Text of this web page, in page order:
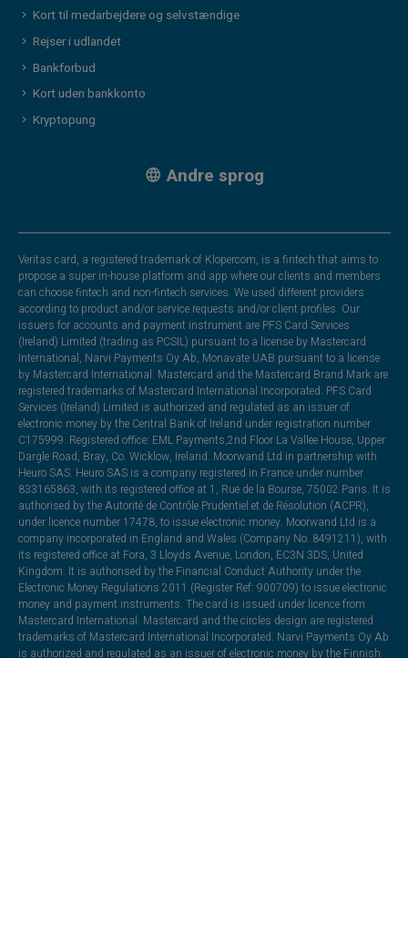
Kort til medarbejdere og selvstændige
Rejser i udlandet
Bankforbud
Kort uden bankkonto
Kryptopung
Andre sprog
Veritas card, a registered trademark of Klopercom, is a fintech that aims to
propose a super in-house platform and app where our clients and members
can choose fintech and non-fintech services. We used different providers
according to product and/or service requests and/or client profiles. Our
issuers for accounts and payment instrument are PFS Card Services
(Ireland) Limited (trading as PCSIL) pursuant to a license by Mastercard
International, Narvi Payments Oy Ab, Monavate UAB pursuant to a license
by Mastercard International. Mastercard and the Mastercard Brand Mark are
registered trademarks of Mastercard International Incorporated. PFS Card
Services (Ireland) Limited is authorized and regulated as an issuer of
electronic money by the Central Bank of Ireland under registration number
C175999. Registered office: EML Payments,2nd Floor La Vallee House, Upper
Dargle Road, Bray, Co. Wicklow, Ireland. Moorwand Ltd in partnership with
Heuro SAS. Heuro SAS is a company registered in France under number
833165863, with its registered office at 1, Rue de la Bourse, 75002 Paris. It is
authorised by the Autorité de Contrôle Prudentiel et de Résolution (ACPR),
under licence number 17478, to issue electronic money. Moorwand Ltd is a
company incorporated in England and Wales (Company No. 8491211), with
its registered office at Fora, 3 Lloyds Avenue, London, EC3N 3DS, United
Kingdom. It is authorised by the Financial Conduct Authority under the
Electronic Money Regulations 2011 (Register Ref: 900709) to issue electronic
money and payment instruments. The card is issued under licence from
Mastercard International. Mastercard and the circles design are registered
trademarks of Mastercard International Incorporated. Narvi Payments Oy Ab
is authorized and regulated as an issuer of electronic money by the Finnish